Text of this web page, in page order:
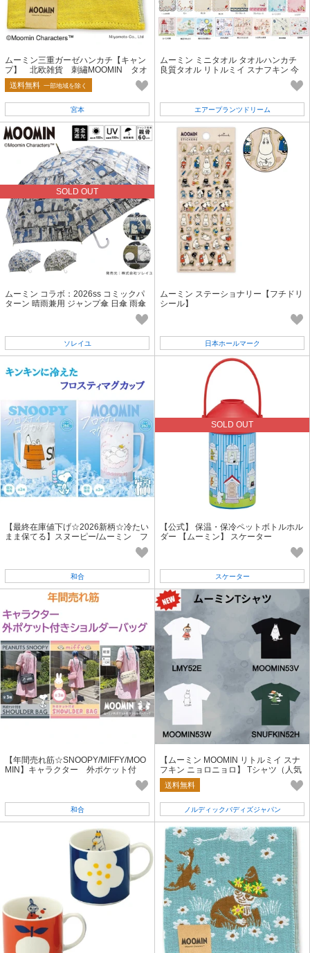
ムーミン三重ガーゼハンカチ【キャン
プ】 北欧雑貨 刺繡MOOMIN タオ
ル ハンカチ
送料無料 一部地域を除く
宮本
ムーミン ミニタオル タオルハンカチ
良質タオル リトルミイ スナフキン 今
エアープランツドリーム
SOLD OUT
ムーミン コラボ：2026ss コミックパ
ターン 晴雨兼用 ジャンプ傘 日傘 雨傘
ソレイユ
ムーミン ステーショナリー【フチドリ
シール】
日本ホールマーク
【最終在庫値下げ☆2026新柄☆冷たい
まま保てる】スヌーピー/ムーミン フ
和合
SOLD OUT
【公式】 保温・保冷ペットボトルホル
ダー 【ムーミン】 スケーター
スケーター
【年間売れ筋☆SNOOPY/MIFFY/MOO
MIN】キャラクター 外ポケット付
和合
【ムーミン MOOMIN リトルミイ スナ
フキン ニョロニョロ】 Tシャツ（人気
商品）🥳😍
送料無料
ノルディックバディズジャパン